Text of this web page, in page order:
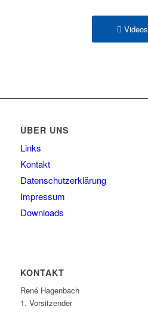
Videos
ÜBER UNS
Links
Kontakt
Datenschutzerklärung
Impressum
Downloads
KONTAKT
René Hagenbach
1. Vorsitzender